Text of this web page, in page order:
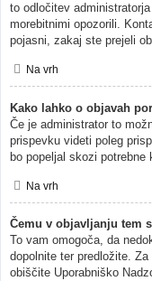
to odločitev
morebitnimi opozorili.
pojasni, zakaj ste prejeli
Na vrh
Kako lahko o objavah
Če je administrator to
prispevku videti poleg
bo popeljal skozi potrebne
Na vrh
Čemu v objavljanju tem
To vam omogoča, da
dopolnite ter predložite.
obiščite Uporabniško